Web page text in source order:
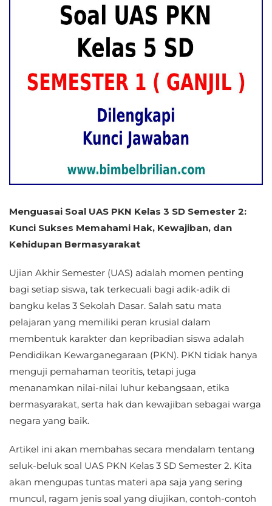
Menguasai Soal UAS PKN Kelas 3 SD Semester 2:
Kunci Sukses Memahami Hak, Kewajiban, dan
Kehidupan Bermasyarakat
Ujian Akhir Semester (UAS) adalah momen penting
bagi setiap siswa, tak terkecuali bagi adik-adik di
bangku kelas 3 Sekolah Dasar. Salah satu mata
pelajaran yang memiliki peran krusial dalam
membentuk karakter dan kepribadian siswa adalah
Pendidikan Kewarganegaraan (PKN). PKN tidak hanya
menguji pemahaman teoritis, tetapi juga
menanamkan nilai-nilai luhur kebangsaan, etika
bermasyarakat, serta hak dan kewajiban sebagai warga
negara yang baik.
Artikel ini akan membahas secara mendalam tentang
seluk-beluk soal UAS PKN Kelas 3 SD Semester 2. Kita
akan mengupas tuntas materi apa saja yang sering
muncul, ragam jenis soal yang diujikan, contoh-contoh